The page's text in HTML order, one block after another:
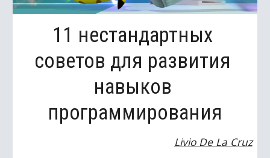
11 нестандартных
советов для развития
навыков
программирования
Livio De La Cruz